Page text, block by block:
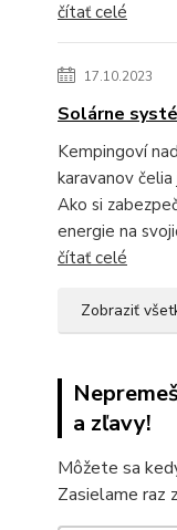
čítať celé
17.10.2023
Solárne
Kempingoví
karavanov
Ako si
energie na
čítať celé
Zobraziť
a zľavy!
Môžete sa
Zasielame raz